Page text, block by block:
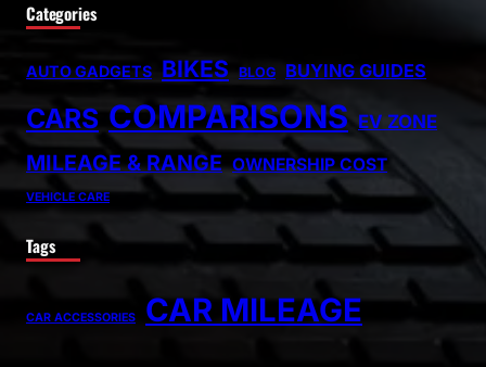
Categories
AUTO GADGETS BIKES BLOG BUYING GUIDES
CARS COMPARISONS EV ZONE
MILEAGE & RANGE OWNERSHIP COST
VEHICLE CARE
Tags
CAR ACCESSORIES CAR MILEAGE